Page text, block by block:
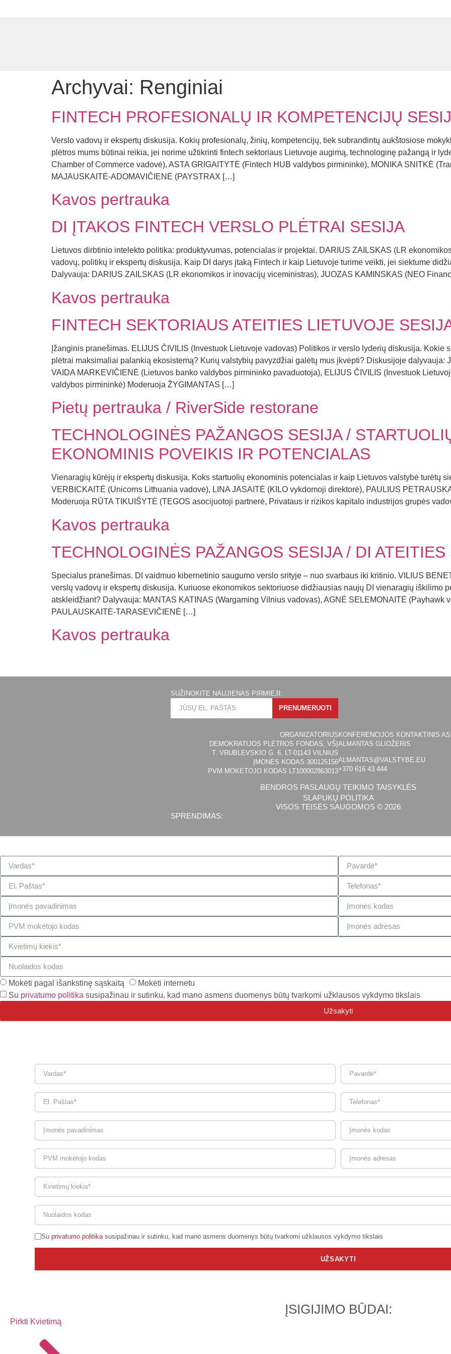
Archyvai: Renginiai
FINTECH PROFESIONALŲ IR KOMPETENCIJŲ
Verslo vadovų ir ekspertų diskusija. Kokių profesionalų, žinių, kompetencijų, tiek subrandintų aukštosiose
plėtros mums būtinai reikia, jei norime užtikrinti fintech sektoriaus Lietuvoje augimą, technologinę pažangą ir
Chamber of Commerce vadovė), ASTA GRIGAITYTĖ (Fintech HUB valdybos pirmininkė), MONIKA SNITKĖ
MAJAUSKAITĖ-ADOMAVIČIENĖ (PAYSTRAX […]
Kavos pertrauka
DI ĮTAKOS FINTECH VERSLO PLĖTRAI SESIJA
Lietuvos dirbtinio intelekto politika: produktyvumas, potencialas ir projektai. DARIUS ZAILSKAS (LR
vadovų, politikų ir ekspertų diskusija. Kaip DI darys įtaką Fintech ir kaip Lietuvoje turime veikti, jei siektume
Dalyvauja: DARIUS ZAILSKAS (LR ekonomikos ir inovacijų viceministras), JUOZAS KAMINSKAS (NEO
Kavos pertrauka
FINTECH SEKTORIAUS ATEITIES LIETUVOJE
Įžanginis pranešimas. ELIJUS ČIVILIS (Investuok Lietuvoje vadovas) Politikos ir verslo lyderių diskusija. Kokie
plėtrai maksimaliai palankią ekosistemą? Kurių valstybių pavyzdžiai galėtų mus įkvėpti? Diskusijoje dalyvauja:
VAIDA MARKEVIČIENĖ (Lietuvos banko valdybos pirmininko pavaduotoja), ELIJUS ČIVILIS (Investuok
valdybos pirmininkė) Moderuoja ŽYGIMANTAS […]
Pietų pertrauka / RiverSide restorane
TECHNOLOGINĖS PAŽANGOS SESIJA /
EKONOMINIS POVEIKIS IR POTENCIALAS
Vienaragių kūrėjų ir ekspertų diskusija. Koks startuolių ekonominis potencialas ir kaip Lietuvos valstybė turėtų
VERBICKAITĖ (Unicorns Lithuania vadovė), LINA JASAITĖ (KILO vykdomoji direktorė), PAULIUS
Moderuoja RŪTA TIKUIŠYTĖ (TEGOS asocijuotoji partnerė, Privataus ir rizikos kapitalo industrijos grupės
Kavos pertrauka
TECHNOLOGINĖS PAŽANGOS SESIJA / DI ATEITIES
Specialus pranešimas. DI vaidmuo kibernetinio saugumo verslo srityje – nuo svarbaus iki kritinio. VILIUS
verslų vadovų ir ekspertų diskusija. Kuriuose ekonomikos sektoriuose didžiausias naujų DI vienaragių iškilimo
atskleidžiant? Dalyvauja: MANTAS KATINAS (Wargaming Vilnius vadovas), AGNĖ SELEMONAITĖ (Payhawk
PAULAUSKAITĖ-TARASEVIČIENĖ […]
Kavos pertrauka
SUŽINOKITE NAUJIENAS PIRMIEJI:
PRENUMERUOTI
ORGANIZATORIUS
DEMOKRATIJOS PLĖTROS FONDAS, VŠĮ
T. VRUBLEVSKIO G. 6, LT-01143 VILNIUS
ĮMONĖS KODAS 300125156
PVM MOKĖTOJO KODAS LT100002863013
KONFERENCIJOS KONTAKTINIS
ALMANTAS GLIOŽERIS
ALMANTAS@VALSTYBE.EU
+370 616 43 444
BENDROS PASLAUGŲ TEIKIMO TAISYKLĖS
SLAPUKŲ POLITIKA
VISOS TEISĖS SAUGOMOS © 2026
SPRENDIMAS:
Mokėti pagal išankstinę sąskaitą
Mokėti internetu
Su privatumo politika susipažinau ir sutinku, kad mano asmens duomenys būtų tvarkomi užklausos vykdymo tikslais
Užsakyti
Su privatumo politika susipažinau ir sutinku, kad mano asmens duomenys būtų tvarkomi užklausos vykdymo tikslais
UŽSAKYTI
ĮSIGIJIMO BŪDAI:
Pirkti Kvietimą